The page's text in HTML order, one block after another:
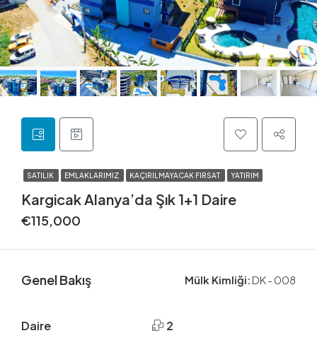
SATILIK EMLAKLARIMIZ KAÇIRILMAYACAK FIRSAT YATIRIM
Kargicak Alanya’da Şık 1+1 Daire
€115,000
Genel Bakış Mülk Kimliği: DK - 008
Daire 2